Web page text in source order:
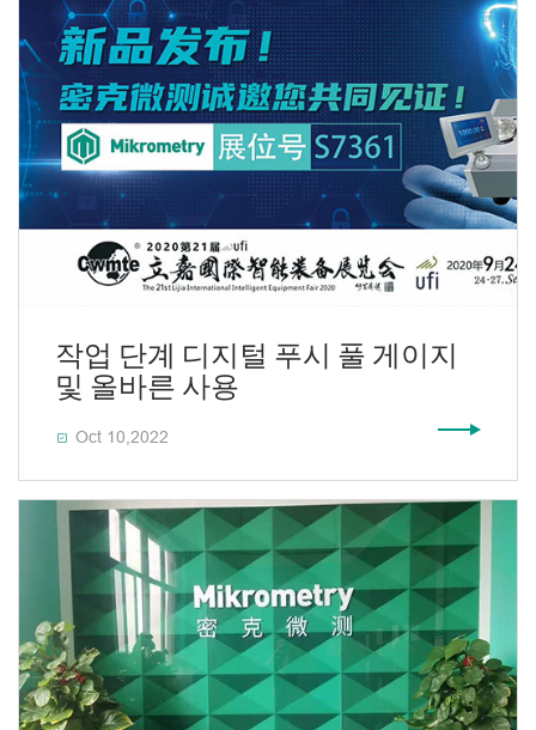
작업 단계 디지털 푸시 풀 게이지
및 올바른 사용
 Oct 10,2022